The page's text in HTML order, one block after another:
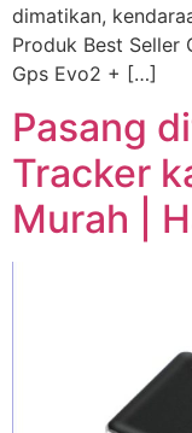
dimatikan,
Produk Best Seller
Gps Evo2 + […]
Pasang
Tracker
Murah |